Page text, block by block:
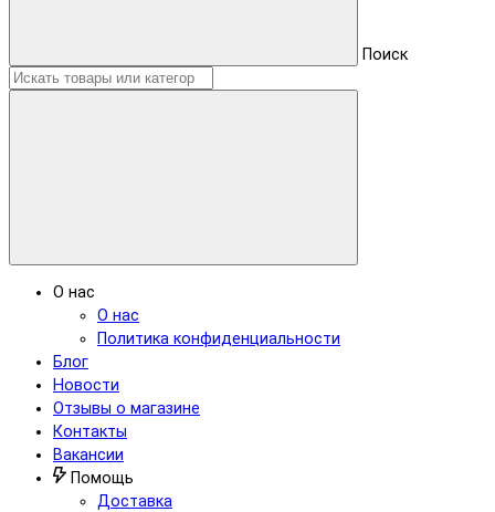
Поиск
О нас
О нас
Политика конфиденциальности
Блог
Новости
Отзывы о магазине
Контакты
Вакансии
Помощь
Доставка